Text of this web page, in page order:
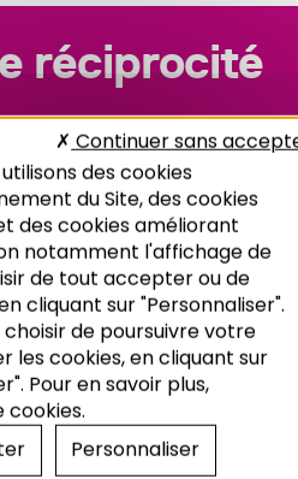
réciprocité
des cookies
du Site, des cookies
des cookies améliorant
notamment l'affichage de
de tout accepter ou de
cliquant sur "Personnaliser".
de poursuivre votre
les cookies, en cliquant sur
Pour en savoir plus,
cookies.
Continuer sans
Personnaliser